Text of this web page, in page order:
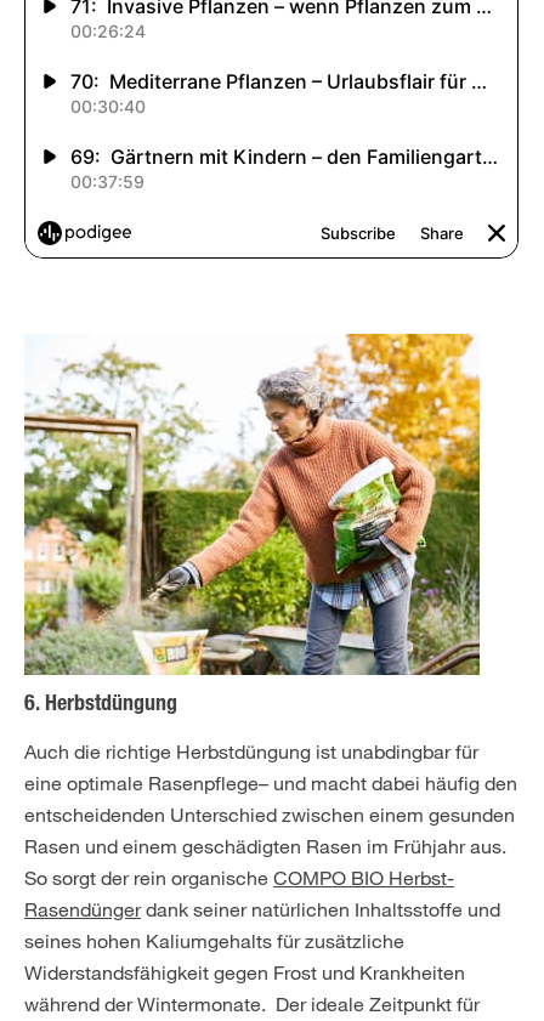
6. Herbstdüngung
Auch die richtige Herbstdüngung ist unabdingbar für
eine optimale Rasenpflege– und macht dabei häufig den
entscheidenden Unterschied zwischen einem gesunden
Rasen und einem geschädigten Rasen im Frühjahr aus.
So sorgt der rein organische COMPO BIO Herbst-
Rasendüngerdank seiner natürlichen Inhaltsstoffe und
seines hohen Kaliumgehalts für zusätzliche
Widerstandsfähigkeit gegen Frost und Krankheiten
während der Wintermonate. Der ideale Zeitpunkt für